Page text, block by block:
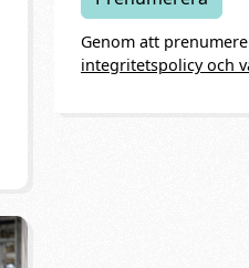
Genom att
integritetspolicy och